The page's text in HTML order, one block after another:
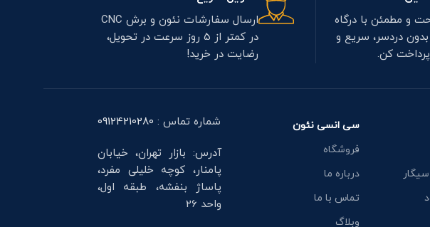
و مطمئن با درگاه
بدون دردسر، سریع و
کن.
ارسال سفارشات نئون و برش CNC
در کمتر از 5 روز سرعت در تحویل،
رضایت در خرید!
سی انسی نئون
فروشگاه
درباره ما
تماس با ما
وبلاگ
شماره تماس : 09124210280
آدرس: بازار تهران، خیابان
پامنار، کوچه خلیلی مفرد،
پاساژ بنفشه، طبقه اول،
واحد 26